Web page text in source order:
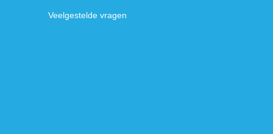
Veelgestelde vragen